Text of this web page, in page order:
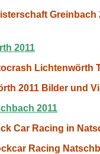
Greinbach
2011
Lichtenwörth
2011 Bilder und
2011
Car Racing in
Racing